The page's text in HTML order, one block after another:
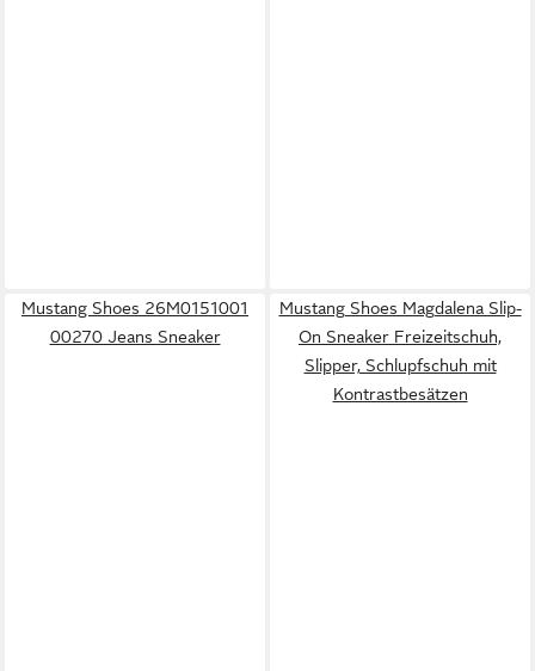
Mustang Shoes 26M0151001
00270 Jeans Sneaker
Mustang Shoes Magdalena Slip-
On Sneaker Freizeitschuh,
Slipper, Schlupfschuh mit
Kontrastbesätzen